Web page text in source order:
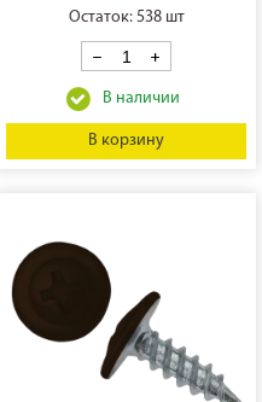
Остаток: 538 шт
В корзину